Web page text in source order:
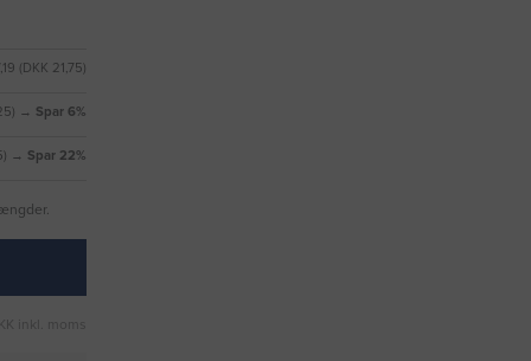
(DKK 21,75)
→ Spar 6%
→ Spar 22%
inkl. moms